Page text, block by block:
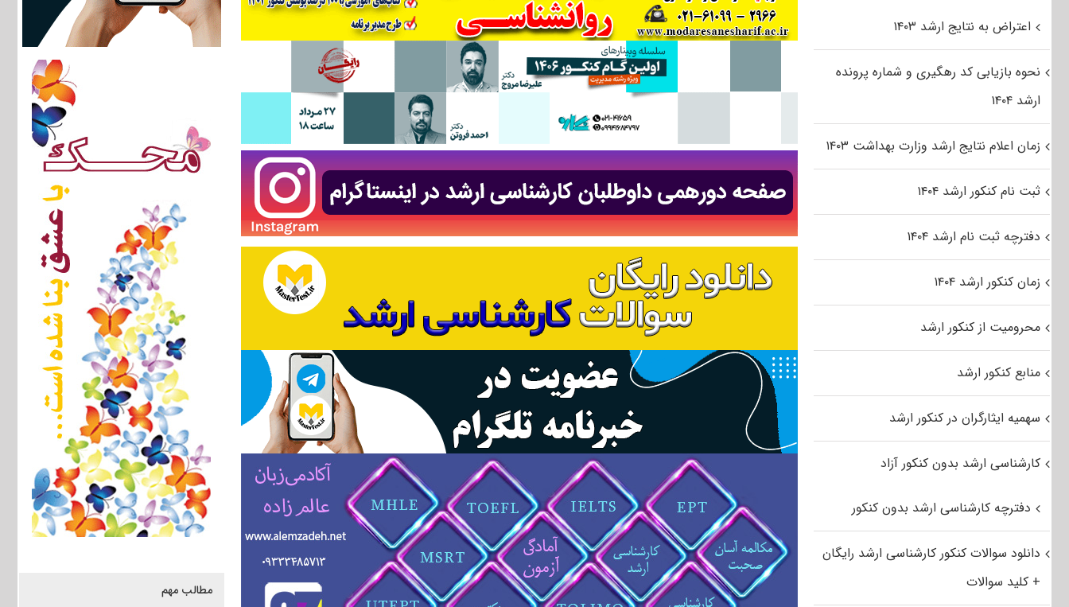
مطالب مهم
اعتراض به نتایج ارشد ۱۴۰۳
نحوه بازیابی کد رهگیری و شماره پرونده
ارشد ۱۴۰۴
زمان اعلام نتایج ارشد وزارت بهداشت ۱۴۰۳
ثبت نام کنکور ارشد ۱۴۰۴
دفترچه ثبت نام ارشد ۱۴۰۴
زمان کنکور ارشد ۱۴۰۴
محرومیت از کنکور ارشد
منابع کنکور ارشد
سهمیه ایثارگران در کنکور ارشد
کارشناسی ارشد بدون کنکور آزاد
دفترچه کارشناسی ارشد بدون کنکور
دانلود سوالات کنکور کارشناسی ارشد رایگان
+ کلید سوالات